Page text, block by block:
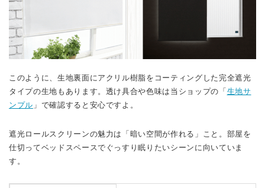
このように、生地裏面にアクリル樹脂をコーティングした完全遮光
タイプの生地もあります。透け具合や色味は当ショップの「 生地サ
ンプル 」で確認すると安心ですよ。
遮光ロールスクリーンの魅力は「暗い空間が作れる」こと。部屋を
仕切ってベッドスペースでぐっすり眠りたいシーンに向いていま
す。